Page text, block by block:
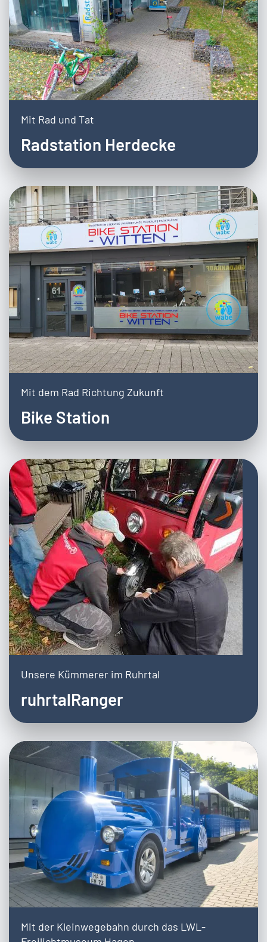
Mit Rad und Tat
Radstation Herdecke
Mit dem Rad Richtung Zukunft
Bike Station
Unsere Kümmerer im Ruhrtal
ruhrtalRanger
Mit der Kleinwegebahn durch das LWL-